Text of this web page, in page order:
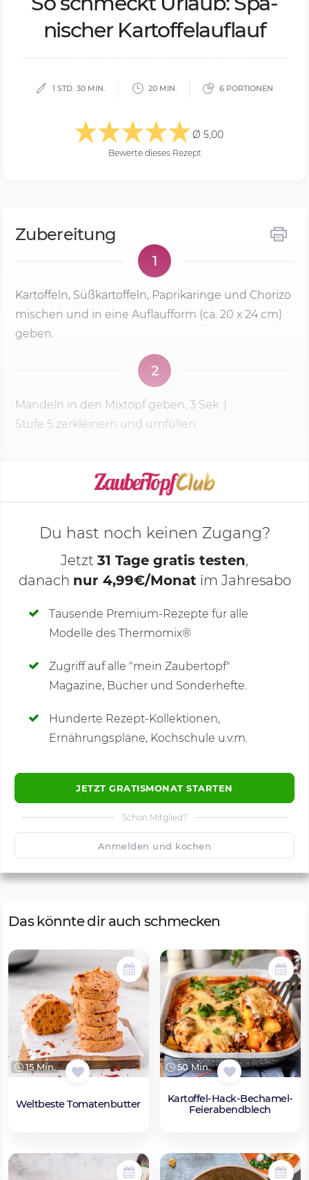
ni­scher Kar­tof­felauf­lauf
1 STD. 30 MIN. 20 MIN. 6 PORTIONEN
Ø 5,00
Bewerte dieses Rezept
Zubereitung
1
Kartoffeln, Süßkartoffeln, Paprikaringe und Chorizo
mischen und in eine Auflaufform (ca. 20 x 24 cm)
geben.
2
Mandeln in den Mixtopf geben, 3 Sek.
Stufe 5 zerkleinern und umfüllen.
KOCHMODUS STARTEN
Deine Notizen
Du hast noch keinen Zugang?
Jetzt 31 Tage gratis testen,
danach nur 4,99€/Monat im Jahresabo
Tausende Premium-Rezepte für alle
Modelle des Thermomix®
Zugriff auf alle "mein Zaubertopf"
Magazine, Bücher und Sonderhefte.
Hunderte Rezept-Kollektionen,
Ernährungspläne, Kochschule u.v.m.
JETZT GRATISMONAT STARTEN
Schon Mitglied?
Anmelden und kochen
Kommentare
🙂 1500 Speichern
Das könnte dir auch schmecken
15 Min.
Weltbeste Tomatenbutter
50 Min.
Kartoffel-Hack-Bechamel-
Feierabendblech